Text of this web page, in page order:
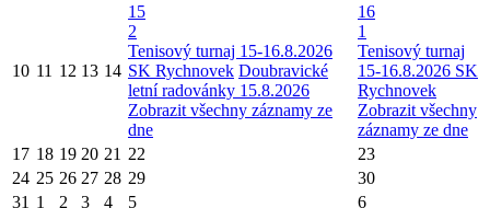
10 11 12 13 14
15
2
Tenisový turnaj 15-16.8.2026
SK Rychnovek Doubravické
letní radovánky 15.8.2026
Zobrazit všechny záznamy ze
dne
16
1
Tenisový turnaj
15-16.8.2026 SK
Rychnovek
Zobrazit všechny
záznamy ze dne
17 18 19 20 21 22
23
24 25 26 27 28 29
30
31 1 2 3 4 5 6